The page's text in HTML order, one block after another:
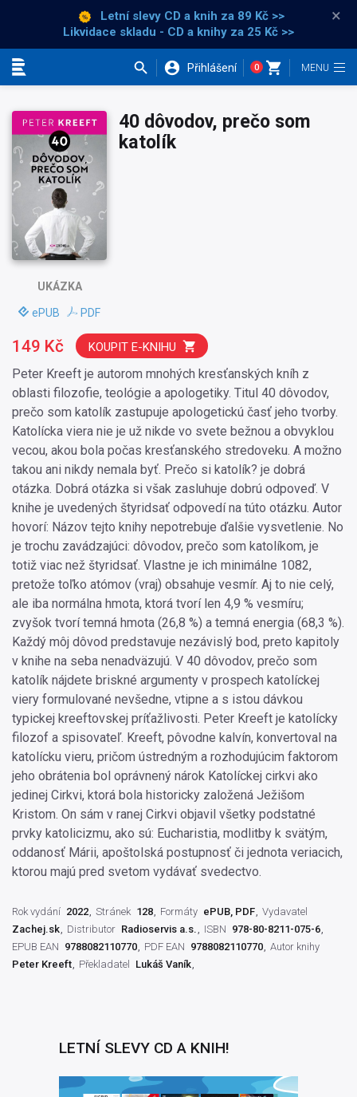
Letní slevy CD a knih za 89 Kč >>
Likvidace skladu - CD a knihy za 25 Kč >>
×
Přihlášení 0
UKÁZKA
ePUB PDF
40 dôvodov, prečo som
katolík
Peter Kreeft je autorom mnohých kresťanských kníh z
oblasti filozofie, teológie a apologetiky. Titul 40 dôvodov,
prečo som katolík zastupuje apologetickú časť jeho tvorby.
Katolícka viera nie je už nikde vo svete bežnou a obvyklou
vecou, akou bola počas kresťanského stredoveku. A možno
takou ani nikdy nemala byť. Prečo si katolík? je dobrá
otázka. Dobrá otázka si však zasluhuje dobrú odpoveď. V
knihe je uvedených štyridsať odpovedí na túto otázku. Autor
hovorí: Názov tejto knihy nepotrebuje ďalšie vysvetlenie. No
je trochu zavádzajúci: dôvodov, prečo som katolíkom, je
totiž viac než štyridsať. Vlastne je ich minimálne 1082,
pretože toľko atómov (vraj) obsahuje vesmír. Aj to nie celý,
ale iba normálna hmota, ktorá tvorí len 4,9 % vesmíru;
zvyšok tvorí temná hmota (26,8 %) a temná energia (68,3 %).
Každý môj dôvod predstavuje nezávislý bod, preto kapitoly
v knihe na seba nenadväzujú. V 40 dôvodov, prečo som
katolík nájdete briskné argumenty v prospech katolíckej
viery formulované nevšedne, vtipne a s istou dávkou
typickej kreeftovskej príťažlivosti. Peter Kreeft je katolícky
filozof a spisovateľ. Kreeft, pôvodne kalvín, konvertoval na
katolícku vieru, pričom ústredným a rozhodujúcim faktorom
jeho obrátenia bol oprávnený nárok Katolíckej cirkvi ako
jedinej Cirkvi, ktorá bola historicky založená Ježišom
Kristom. On sám v ranej Cirkvi objavil všetky podstatné
prvky katolicizmu, ako sú: Eucharistia, modlitby k svätým,
oddanosť Márii, apoštolská postupnosť či jednota veriacich,
ktorou majú pred svetom vydávať svedectvo.
149 Kč KOUPIT E-KNIHU
Rok vydání 2022 Stránek 128 Formáty ePUB, PDF Vydavatel
Zachej.sk
Distributor Radioservis a.s. ISBN 978-80-8211-075-6
EPUB EAN 9788082110770 PDF EAN 9788082110770 Autor knihy
Peter Kreeft
Překladatel Lukáš Vaník
LETNÍ SLEVY CD A KNIH!